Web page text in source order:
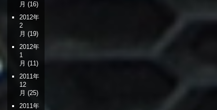
月 (16)
2012年
2
月 (19)
2012年
1
月 (11)
2011年
12
月 (25)
2011年